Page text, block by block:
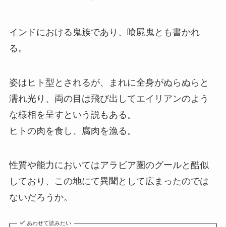
インドにおける鬼族であり、喰屍鬼とも書かれ
る。
姿はヒト型とされるが、まれに全身がぬらぬらと
濡れ光り、両の目は飛び出してエイリアンのよう
な様相を呈すという説もある。
ヒトの肉を食し、腐肉を漁る。
性質や能力においてはアラビア圏のグールと酷似
しており、この地にて異聞として広まったのでは
ないだろうか。
あわせて読みたい